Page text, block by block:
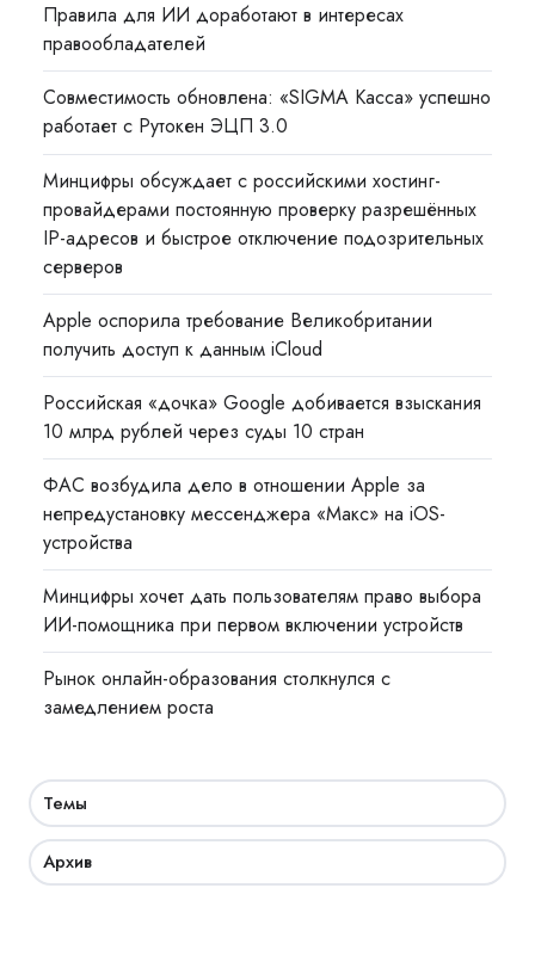
Правила для ИИ доработают в интересах
правообладателей
Совместимость обновлена: «SIGMA Касса» успешно
работает с Рутокен ЭЦП 3.0
Минцифры обсуждает с российскими хостинг-
провайдерами постоянную проверку разрешённых
IP-адресов и быстрое отключение подозрительных
серверов
Apple оспорила требование Великобритании
получить доступ к данным iCloud
Российская «дочка» Google добивается взыскания
10 млрд рублей через суды 10 стран
ФАС возбудила дело в отношении Apple за
непредустановку мессенджера «Макс» на iOS-
устройства
Минцифры хочет дать пользователям право выбора
ИИ-помощника при первом включении устройств
Рынок онлайн-образования столкнулся с
замедлением роста
Темы
Архив